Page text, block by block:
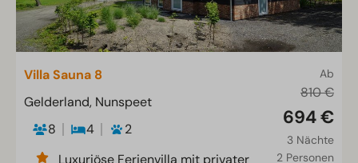
Ab
810 €
694 €
3 Nächte
2 Personen
Villa Sauna 8
Gelderland, Nunspeet
8
4
2
Luxuriöse Ferienvilla mit privater